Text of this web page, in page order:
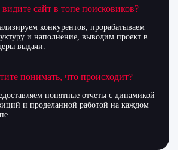
сайт в топе поисковиков?
конкурентов, прорабатываем
и наполнение, выводим проект в
выдачи.
понимать, что происходит?
понятные отчеты с динамикой
и проделанной работой на каждом